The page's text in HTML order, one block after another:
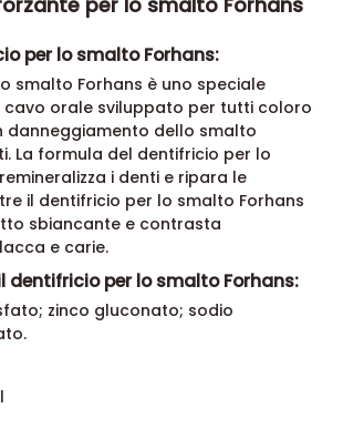
per lo smalto Forhans
per lo smalto Forhans:
smalto Forhans è uno speciale
orale sviluppato per tutti coloro
dello smalto
La formula del dentifricio per lo
i denti e ripara le
il dentifricio per lo smalto Forhans
sbiancante e contrasta
e carie.
per lo smalto Forhans: